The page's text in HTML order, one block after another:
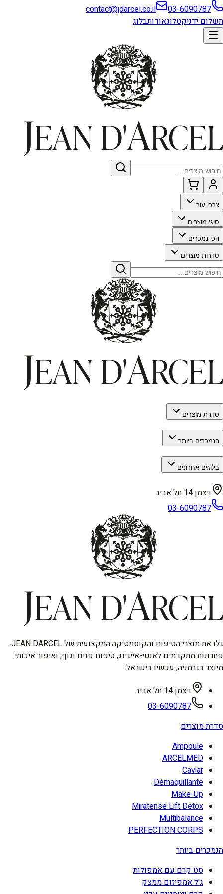
03-6090787
contact@jdarcel.co.il
תשלום ידניקטלוגאודותבלוג
צרכי עור
סוגי מוצרים
הכי נמכרים
סדרות מוצרים
סדרת מוצרים
הנמכרים ביותר
בלוגים אחרונים
ויצמן 14 תל אביב
03-6090787
גלו את מוצרי הטיפוח והקוסמטיקה המקצועית של JEAN DARCEL.
פתרונות מתקדמים לאנטי-אייגינג, טיפוח פנים וגוף, ואיפור איכותי.
מיוצר בגרמניה, עכשיו בישראל.
ויצמן 14 תל אביב
03-6090787
סדרת מוצרים
Ampoule
ARCELMED
Caviar
Démaquillante
Make-Up
Miratense Lift Detox
Multibalance
PERFECTION CORPS
הנמכרים ביותר
סט קרם עם אמפולות
ג'ל אמפיזום ממצק